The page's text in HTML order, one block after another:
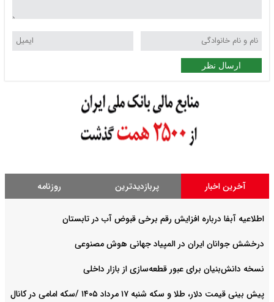
ارسال نظر
آخرین اخبار پربازدیدترین روزنامه
اطلاعیه آبفا درباره افزایش رقم برخی قبوض آب در تابستان
درخشش جوانان ایران در المپیاد جهانی هوش مصنوعی
نسخه دانش‌بنیان برای عبور قطعه‌سازی از بازار داخلی
پیش ‌بینی قیمت دلار، طلا و سکه شنبه ۱۷ مرداد ۱۴۰۵ /سکه امامی در کانال